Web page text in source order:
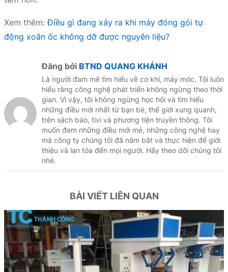
Xem thêm:Điều gì đang xảy ra khi máy đóng gói tự
động xoắn ốc không dỡ được nguyên liệu?
Đăng bởi BTND QUANG KHÁNH
Là người đam mê tìm hiểu về cơ khí, máy móc. Tôi luôn
hiểu rằng công nghệ phát triển không ngừng theo thời
gian. Vì vậy, tôi không ngừng học hỏi và tìm hiểu
những điều mới nhất từ bạn bè, thế giới xung quanh,
trên sách báo, tivi và phương tiện truyền thông. Tôi
muốn đem những điều mới mẻ, những công nghệ hay
mà công ty chúng tôi đã nắm bắt và thực hiện để giới
thiệu và lan tỏa đến mọi người. Hãy theo dõi chúng tôi
nhé.
BÀI VIẾT LIÊN QUAN